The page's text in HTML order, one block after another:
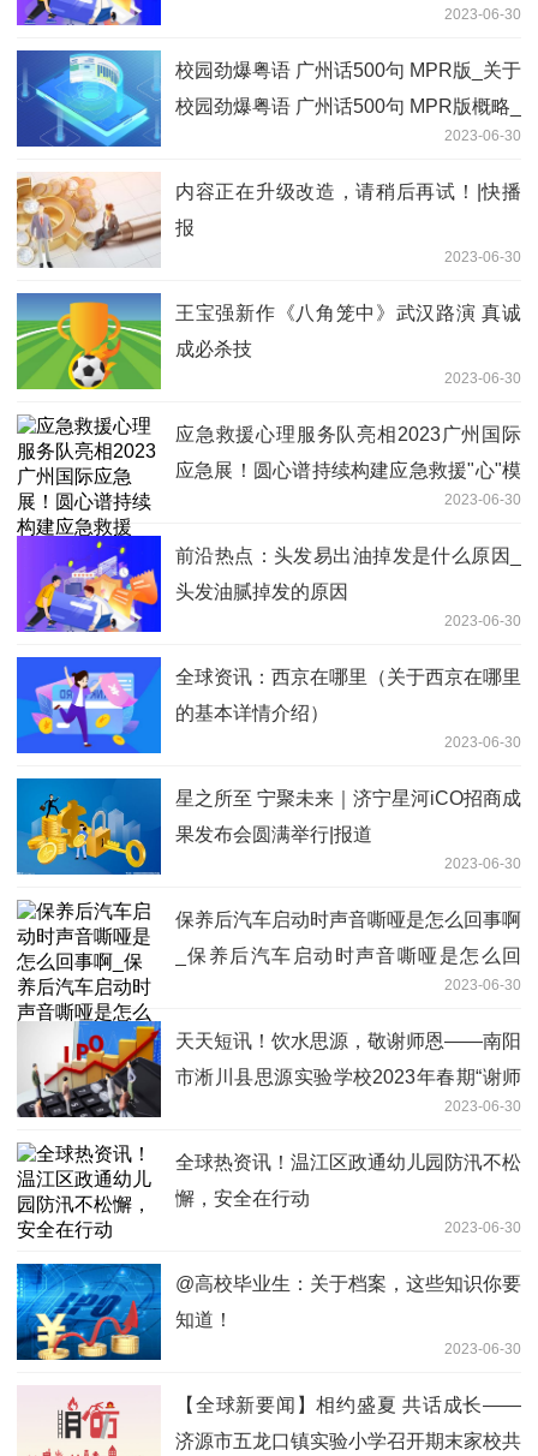
2023-06-30
校园劲爆粤语 广州话500句 MPR版_关于
校园劲爆粤语 广州话500句 MPR版概略_
2023-06-30
内容正在升级改造，请稍后再试！|快播
报
2023-06-30
王宝强新作《八角笼中》武汉路演 真诚
成必杀技
2023-06-30
应急救援心理服务队亮相2023广州国际
应急展！圆心谱持续构建应急救援"心"模
2023-06-30
前沿热点：头发易出油掉发是什么原因_
头发油腻掉发的原因
2023-06-30
全球资讯：西京在哪里（关于西京在哪里
的基本详情介绍）
2023-06-30
星之所至 宁聚未来｜济宁星河iCO招商成
果发布会圆满举行|报道
2023-06-30
保养后汽车启动时声音嘶哑是怎么回事啊
_保养后汽车启动时声音嘶哑是怎么回
2023-06-30
天天短讯！饮水思源，敬谢师恩——南阳
市淅川县思源实验学校2023年春期“谢师
2023-06-30
全球热资讯！温江区政通幼儿园防汛不松
懈，安全在行动
2023-06-30
@高校毕业生：关于档案，这些知识你要
知道！
2023-06-30
【全球新要闻】相约盛夏 共话成长——
济源市五龙口镇实验小学召开期末家校共